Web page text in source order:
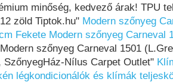
minőség, kedvező árak! TPU
zöld Tiptok.hu" Modern szőnyeg
Fekete Modern szőnyeg Carneval
Modern szőnyeg Carneval 1501
SzőnyegHáz-Nílus Carpet Outlet"
légkondicionálók és klímák